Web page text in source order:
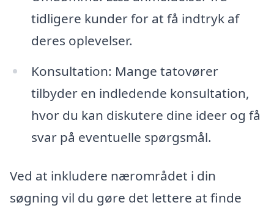
tidligere kunder for at få indtryk af
deres oplevelser.
Konsultation: Mange tatovører
tilbyder en indledende konsultation,
hvor du kan diskutere dine ideer og få
svar på eventuelle spørgsmål.
Ved at inkludere nærområdet i din
søgning vil du gøre det lettere at finde